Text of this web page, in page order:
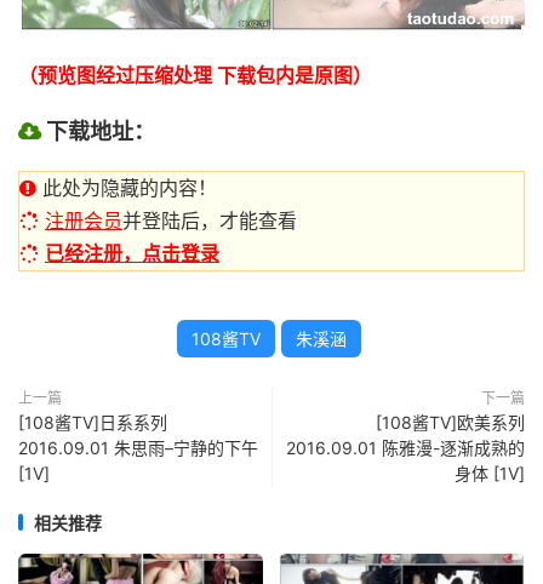
（预览图经过压缩处理 下载包内是原图）
下载地址：
此处为隐藏的内容！
注册会员并登陆后，才能查看
已经注册，点击登录
108酱TV 朱溪涵
上一篇
[108酱TV]日系系列
2016.09.01 朱思雨–宁静的下午
[1V]
下一篇
[108酱TV]欧美系列
2016.09.01 陈雅漫-逐渐成熟的
身体 [1V]
相关推荐